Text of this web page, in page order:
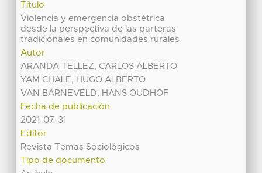
Título
Violencia y emergencia obstétrica
desde la perspectiva de las parteras
tradicionales en comunidades rurales
Autor
ARANDA TELLEZ, CARLOS ALBERTO
YAM CHALE, HUGO ALBERTO
VAN BARNEVELD, HANS OUDHOF
Fecha de publicación
2021-07-31
Editor
Revista Temas Sociológicos
Tipo de documento